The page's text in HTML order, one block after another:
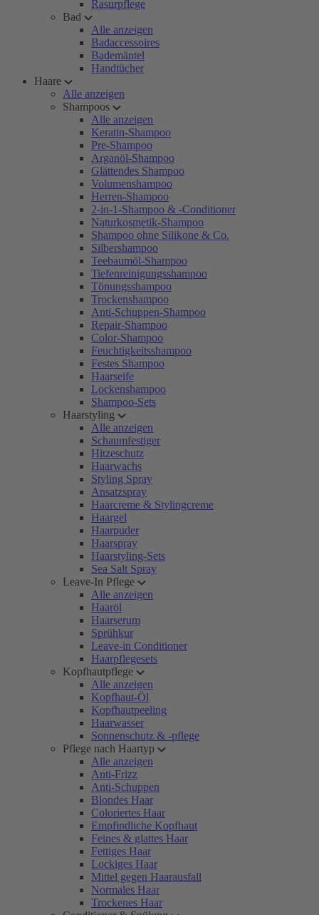
Rasurpflege
Bad
Alle anzeigen
Badaccessoires
Bademäntel
Handtücher
Haare
Alle anzeigen
Shampoos
Alle anzeigen
Keratin-Shampoo
Pre-Shampoo
Arganöl-Shampoo
Glättendes Shampoo
Volumenshampoo
Herren-Shampoo
2-in-1-Shampoo & -Conditioner
Naturkosmetik-Shampoo
Shampoo ohne Silikone & Co.
Silbershampoo
Teebaumöl-Shampoo
Tiefenreinigungsshampoo
Tönungsshampoo
Trockenshampoo
Anti-Schuppen-Shampoo
Repair-Shampoo
Color-Shampoo
Feuchtigkeitsshampoo
Festes Shampoo
Haarseife
Lockenshampoo
Shampoo-Sets
Haarstyling
Alle anzeigen
Schaumfestiger
Hitzeschutz
Haarwachs
Styling Spray
Ansatzspray
Haarcreme & Stylingcreme
Haargel
Haarpuder
Haarspray
Haarstyling-Sets
Sea Salt Spray
Leave-In Pflege
Alle anzeigen
Haaröl
Haarserum
Sprühkur
Leave-in Conditioner
Haarpflegesets
Kopfhautpflege
Alle anzeigen
Kopfhaut-Öl
Kopfhautpeeling
Haarwasser
Sonnenschutz & -pflege
Pflege nach Haartyp
Alle anzeigen
Anti-Frizz
Anti-Schuppen
Blondes Haar
Coloriertes Haar
Empfindliche Kopfhaut
Feines & glattes Haar
Fettiges Haar
Lockiges Haar
Mittel gegen Haarausfall
Normales Haar
Trockenes Haar